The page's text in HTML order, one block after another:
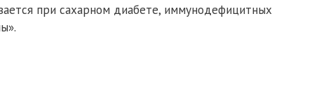
при сахарном диабете, иммунодефицитных